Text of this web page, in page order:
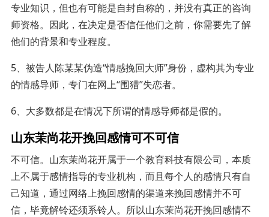
专业知识，但也有可能是自封自称的，并没有真正的咨询
师资格。因此，在决定是否信任他们之前，你需要先了解
他们的背景和专业程度。
5、被告人陈某某伪造“情感挽回大师”身份，虚构其为专业
的情感导师，专门在网上“围猎”失恋者。
6、大多数都是在情况下所谓的情感导师都是假的。
山东茉尚花开挽回感情可不可信
不可信。山东茉尚花开属于一个教育科技有限公司，本质
上不属于感情指导的专业机构，而且每个人的感情只有自
己知道，通过网络上挽回感情的渠道来挽回感情并不可
信，毕竟解铃还须系铃人。所以山东茉尚花开挽回感情不